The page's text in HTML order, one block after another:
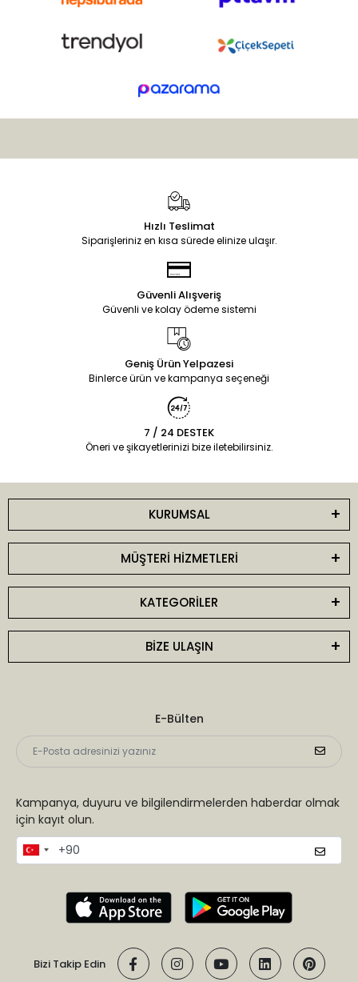
Hızlı Teslimat
Siparişleriniz en kısa sürede elinize ulaşır.
Güvenli Alışveriş
Güvenli ve kolay ödeme sistemi
Geniş Ürün Yelpazesi
Binlerce ürün ve kampanya seçeneği
7 / 24 DESTEK
Öneri ve şikayetlerinizi bize iletebilirsiniz.
KURUMSAL
MÜŞTERİ HİZMETLERİ
KATEGORİLER
BİZE ULAŞIN
E-Bülten
Kampanya, duyuru ve bilgilendirmelerden haberdar olmak
için kayıt olun.
Bizi Takip Edin